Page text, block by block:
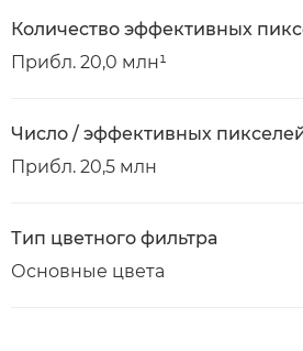
Количество эффективных
Прибл. 20,0 млн¹
Число / эффективных
Прибл. 20,5 млн
Тип цветного фильтра
Основные цвета